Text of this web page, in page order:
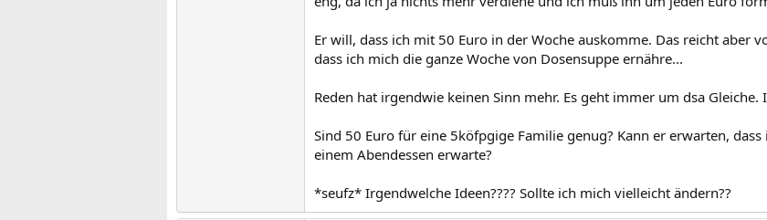
Er will, dass ich mit 50 Euro in der Woche auskomme. Das reicht aber
dass ich mich die ganze Woche von Dosensuppe ernähre...
Reden hat irgendwie keinen Sinn mehr. Es geht immer um dsa
Sind 50 Euro für eine 5köfpgige Familie genug? Kann er erwarten,
einem Abendessen erwarte?
*seufz* Irgendwelche Ideen???? Sollte ich mich vielleicht ändern??